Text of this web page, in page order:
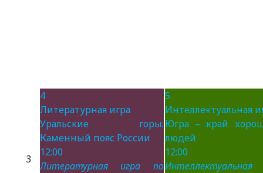
3
4
Литературная игра
Уральские горы.
Каменный пояс России
12:00
Литературная игра по
5
Интеллектуальная
Югра – край
людей
12:00
Интеллектуальная